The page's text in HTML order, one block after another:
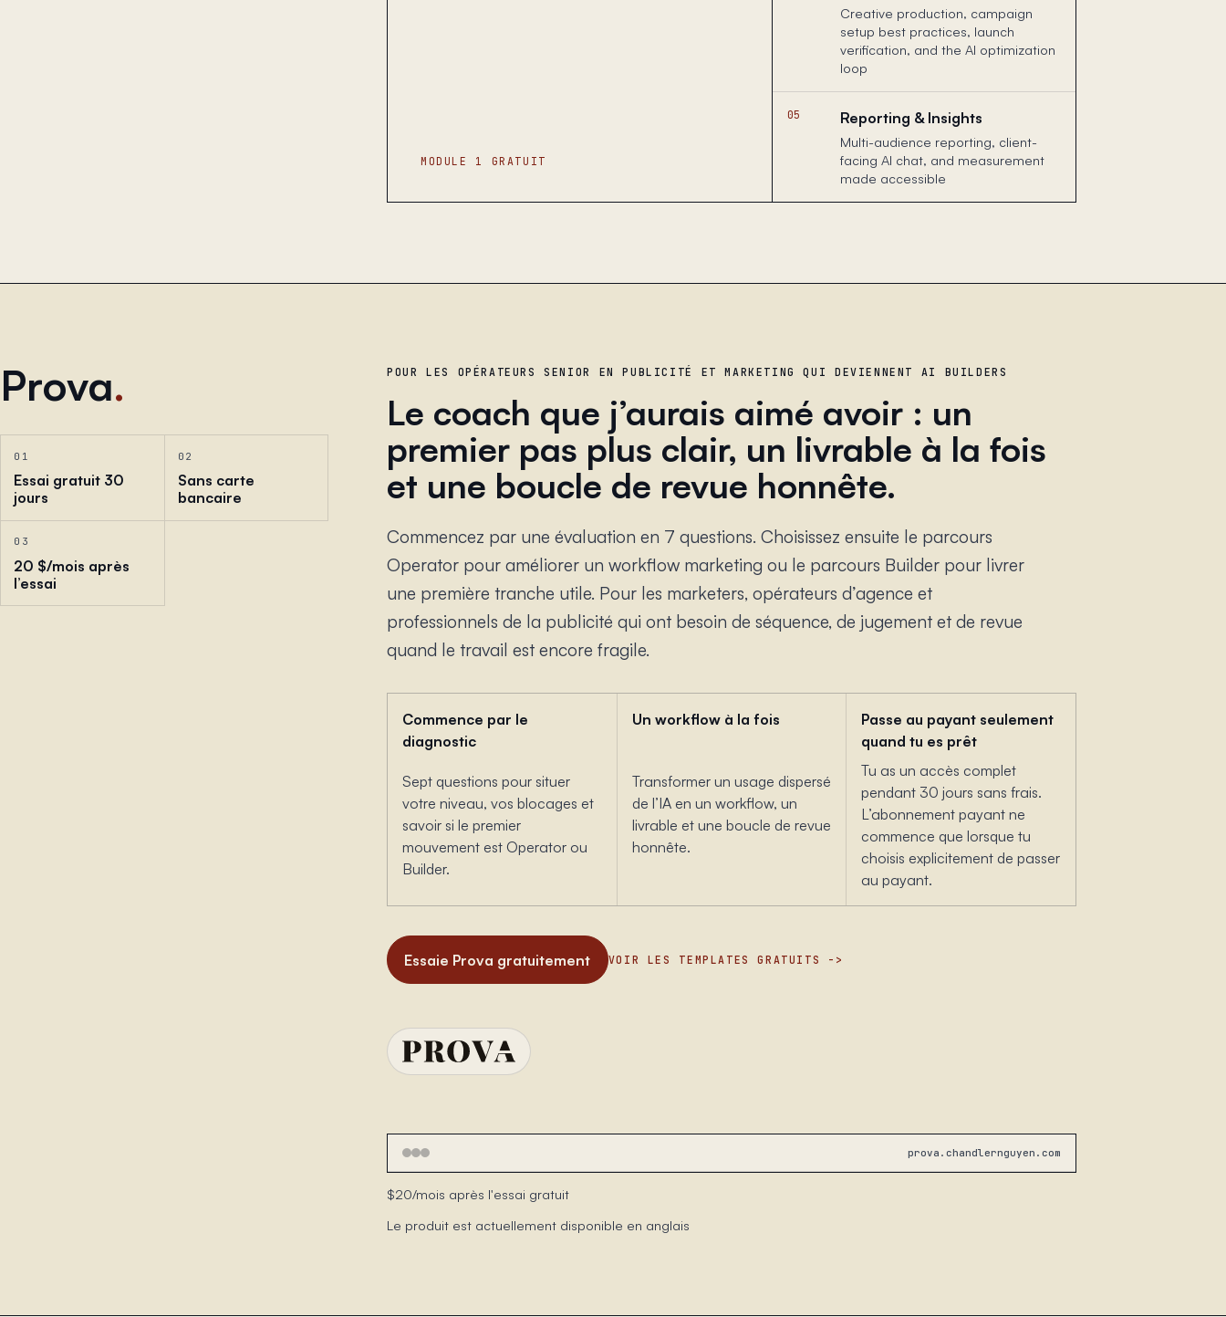
MODULE 1 GRATUIT
Creative production, campaign
setup best practices, launch
verification, and the AI optimization
loop
05 Reporting & Insights
Multi-audience reporting, client-
facing AI chat, and measurement
made accessible
Prova.
01
Essai gratuit 30
jours
02
Sans carte
bancaire
03
20 $/mois après
l’essai
POUR LES OPÉRATEURS SENIOR EN PUBLICITÉ ET MARKETING QUI DEVIENNENT AI BUILDERS
Le coach que j’aurais aimé avoir : un
premier pas plus clair, un livrable à la fois
et une boucle de revue honnête.
Commencez par une évaluation en 7 questions. Choisissez ensuite le parcours
Operator pour améliorer un workflow marketing ou le parcours Builder pour livrer
une première tranche utile. Pour les marketers, opérateurs d’agence et
professionnels de la publicité qui ont besoin de séquence, de jugement et de revue
quand le travail est encore fragile.
Commence par le
diagnostic
Sept questions pour situer
votre niveau, vos blocages et
savoir si le premier
mouvement est Operator ou
Builder.
Un workflow à la fois
Transformer un usage dispersé
de l’IA en un workflow, un
livrable et une boucle de revue
honnête.
Passe au payant seulement
quand tu es prêt
Tu as un accès complet
pendant 30 jours sans frais.
L’abonnement payant ne
commence que lorsque tu
choisis explicitement de passer
au payant.
Essaie Prova gratuitement VOIR LES TEMPLATES GRATUITS
prova.chandlernguyen.com
$20/mois après l'essai gratuit
Le produit est actuellement disponible en anglais